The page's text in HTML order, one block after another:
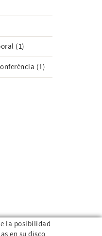
(1)
(1)
la posibilidad